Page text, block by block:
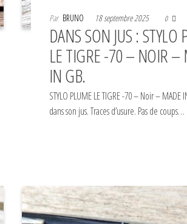
Par BRUNO 18 septembre 2025 0
DANS SON JUS : STYLO
LE TIGRE -70 – NOIR –
IN GB.
STYLO PLUME LE TIGRE -70 – Noir – MADE
dans son jus. Traces d’usure. Pas de coups…